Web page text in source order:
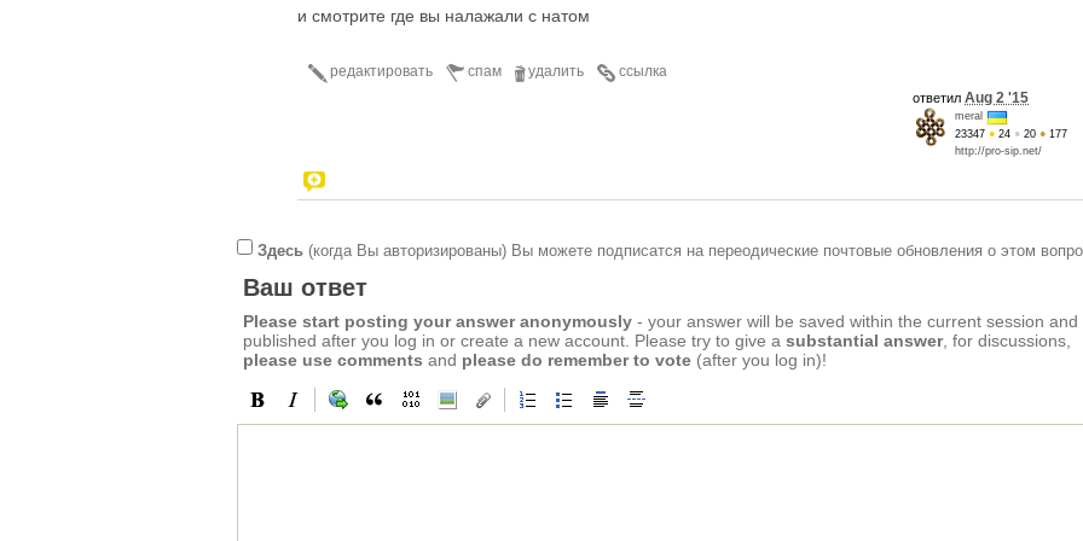
и смотрите где вы налажали с натом
ссылка
удалить
спам
редактировать
ответил Aug 2 '15
meral
23347 ● 24 ● 20 ● 177
http://pro-sip.net/
Здесь (когда Вы авторизированы) Вы можете подписатся на переодические почтовые обновления о этом
Ваш ответ
Please start posting your answer anonymously - your answer will be saved within the current session and
published after you log in or create a new account. Please try to give a substantial answer, for discussions,
please use comments and please do remember to vote (after you log in)!